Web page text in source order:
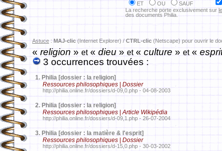
ET OU
SAUF
La recherche porte exclusivement sur
des documents Philia.
Astuce : MAJ-clic (Internet Explorer) / CTRL-clic (Netscape) pour ouvrir le
«religion» et« dieu » et« culture » et«
3 occurrences trouvées :
1. Philia [dossier : la religion]
Ressources philosophiques | Dossier
http://philia.online.fr/dossiers/d-09,0.php - 04-08-2003
2. Philia [dossier : la religion]
Ressources philosophiques | Article Wikipédia
http://philia.online.fr/dossiers/d-09,1.php - 26-07-2004
3. Philia [dossier : la matière & l'esprit]
Ressources philosophiques | Dossier
http://philia.online.fr/dossiers/d-15,0.php - 30-03-2002